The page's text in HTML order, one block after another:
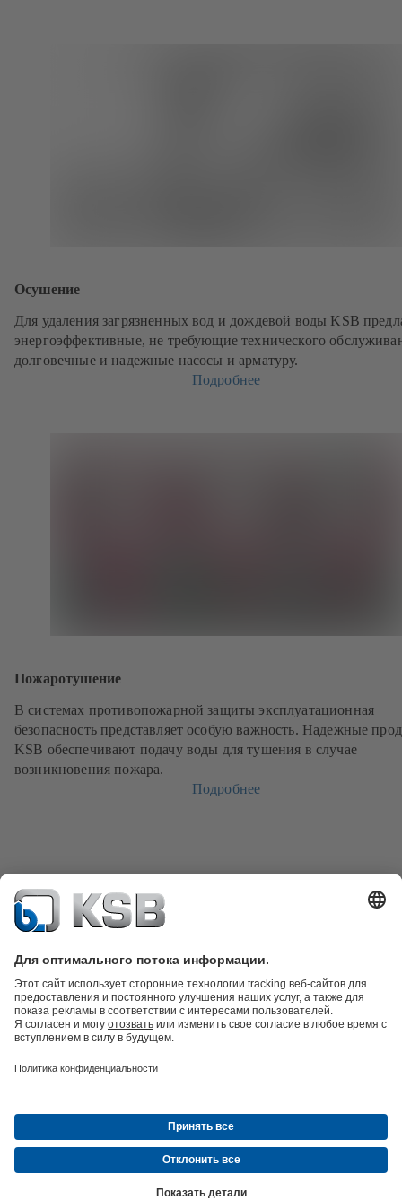
Осушение
Для удаления загрязненных вод и дождевой воды KSB
энергоэффективные, не требующие технического
долговечные и надежные насосы и арматуру.
Подробнее
Пожаротушение
В системах противопожарной защиты эксплуатационная
безопасность представляет особую важность. Надежные
KSB обеспечивают подачу воды для тушения в случае
возникновения пожара.
Подробнее
Техника очистки сточных водГидротехника
техникаИнженерное обеспечение зданийЭнергетика
Новости и событияПресс-релизы